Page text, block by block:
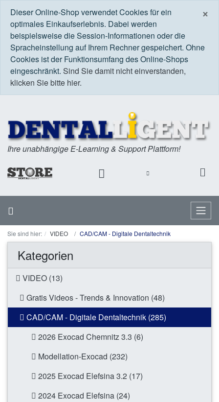
×
Dieser Online-Shop verwendet Cookies für ein
optimales Einkaufserlebnis. Dabei werden
beispielsweise die Session-Informationen oder die
Spracheinstellung auf Ihrem Rechner gespeichert. Ohne
Cookies ist der Funktionsumfang des Online-Shops
eingeschränkt. Sind Sie damit nicht einverstanden,
klicken Sie bitte hier.
Ihre unabhängige E-Learning & Support Plattform!
Menü
Sie sind hier: VIDEO CAD/CAM - Digitale Dentaltechnik
Kategorien
VIDEO (13)
Gratis Videos - Trends & Innovation (48)
CAD/CAM - Digitale Dentaltechnik (285)
2026 Exocad Chemnitz 3.3 (6)
Modellation-Exocad (232)
2025 Exocad Elefsina 3.2 (17)
2024 Exocad Elefsina (24)